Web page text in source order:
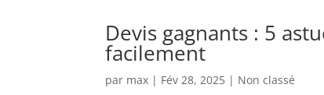
Devis gagnants : 5
facilement
par max | Fév 28, 2025 | Non classé